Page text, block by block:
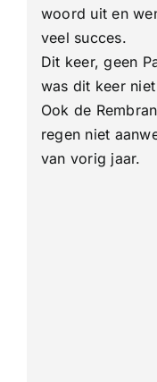
woord uit en
veel succes.
Dit keer, geen
was dit keer
Ook de
regen niet
van vorig jaar.